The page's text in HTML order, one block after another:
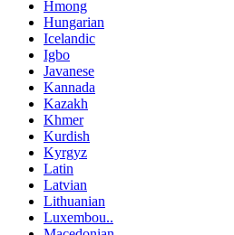
Hmong
Hungarian
Icelandic
Igbo
Javanese
Kannada
Kazakh
Khmer
Kurdish
Kyrgyz
Latin
Latvian
Lithuanian
Luxembou..